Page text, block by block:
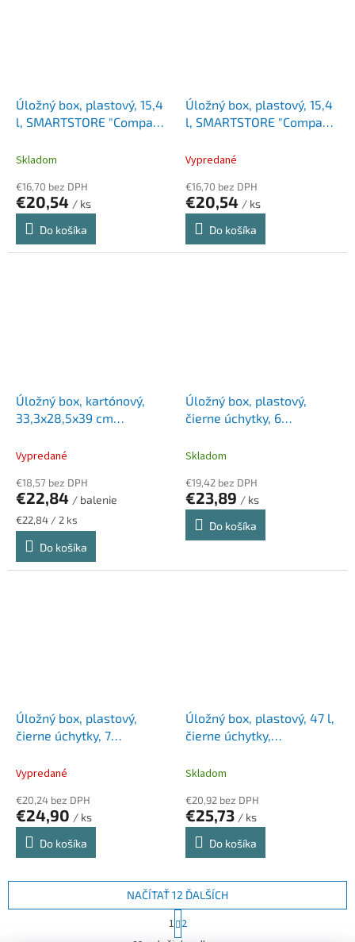
Úložný box, plastový, 15,4
l, SMARTSTORE "Compact
Skladom
€16,70 bez DPH
€20,54 / ks
Do košíka
Úložný box, plastový, 15,4
l, SMARTSTORE "Compact
Vypredané
€16,70 bez DPH
€20,54 / ks
Do košíka
Úložný box, kartónový,
33,3x28,5x39 cm
modrá-biela
Vypredané
€18,57 bez DPH
€22,84 / balenie
Jednotková
cena:
€22,84 / 2 ks
Do košíka
Úložný box, plastový,
čierne úchytky, 6
Skladom
€19,42 bez DPH
€23,89 / ks
Do košíka
Úložný box, plastový,
čierne úchytky, 7
Vypredané
€20,24 bez DPH
€24,90 / ks
Do košíka
Úložný box, plastový, 47 l,
čierne úchytky,
priehľadný
Skladom
€20,92 bez DPH
€25,73 / ks
Do košíka
O
NAČÍTAŤ 12 ĎALŠÍCH
S
t
1 2